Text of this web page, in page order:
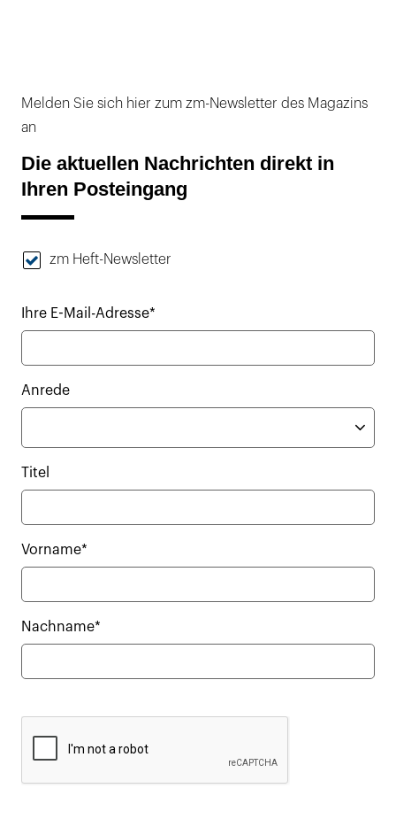
Melden Sie sich hier zum zm-Newsletter des Magazins
an
Die aktuellen Nachrichten direkt in
Ihren Posteingang
zm Heft-Newsletter
Ihre E-Mail-Adresse*
Anrede
Titel
Vorname*
Nachname*